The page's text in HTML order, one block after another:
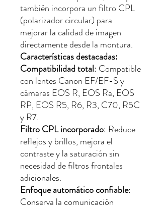
también incorpora un filtro CPL
(polarizador circular) para
mejorar la calidad de imagen
directamente desde la montura.
Características destacadas:
Compatibilidad total: Compatible
con lentes Canon EF/EF-S y
cámaras EOS R, EOS Ra, EOS
RP, EOS R5, R6, R3, C70, R5C
y R7.
Filtro CPL incorporado: Reduce
reflejos y brillos, mejora el
contraste y la saturación sin
necesidad de filtros frontales
adicionales.
Enfoque automático confiable:
Conserva la comunicación